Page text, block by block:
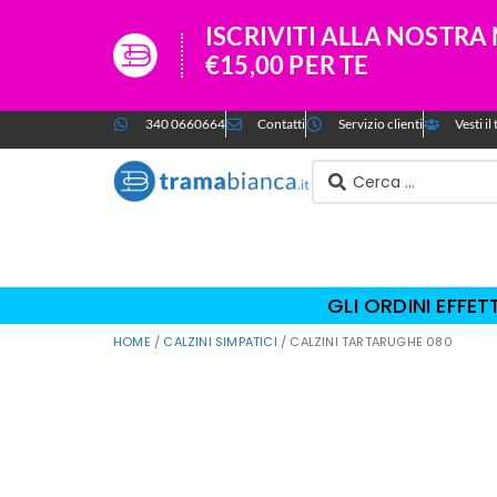
ISCRIVITI ALLA NOSTRA
€15,00 PER TE
340 0660664 Contatti Servizio clienti Vesti il
GLI ORDINI
HOME / CALZINI SIMPATICI / CALZINI TARTARUGHE 080